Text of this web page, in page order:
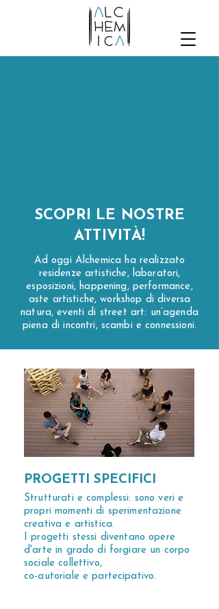
SCOPRI LE NOSTRE
ATTIVITÀ!
Ad oggi Alchemica ha realizzato
residenze artistiche, laboratori,
esposizioni, happening, performance,
aste artistiche, workshop di diversa
natura, eventi di street art: un’agenda
piena di incontri, scambi e connessioni.
PROGETTI SPECIFICI
Strutturati e complessi: sono veri e
propri momenti di sperimentazione
creativa e artistica.
I progetti stessi diventano opere
d'arte in grado di forgiare un corpo
sociale collettivo,
co-autoriale e partecipativo.